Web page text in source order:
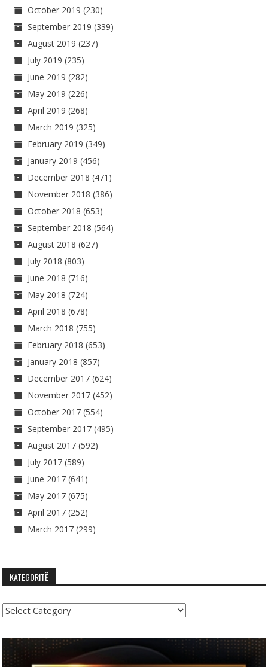
October 2019 (230)
September 2019 (339)
August 2019 (237)
July 2019 (235)
June 2019 (282)
May 2019 (226)
April 2019 (268)
March 2019 (325)
February 2019 (349)
January 2019 (456)
December 2018 (471)
November 2018 (386)
October 2018 (653)
September 2018 (564)
August 2018 (627)
July 2018 (803)
June 2018 (716)
May 2018 (724)
April 2018 (678)
March 2018 (755)
February 2018 (653)
January 2018 (857)
December 2017 (624)
November 2017 (452)
October 2017 (554)
September 2017 (495)
August 2017 (592)
July 2017 (589)
June 2017 (641)
May 2017 (675)
April 2017 (252)
March 2017 (299)
KATEGORITË
Kategoritë